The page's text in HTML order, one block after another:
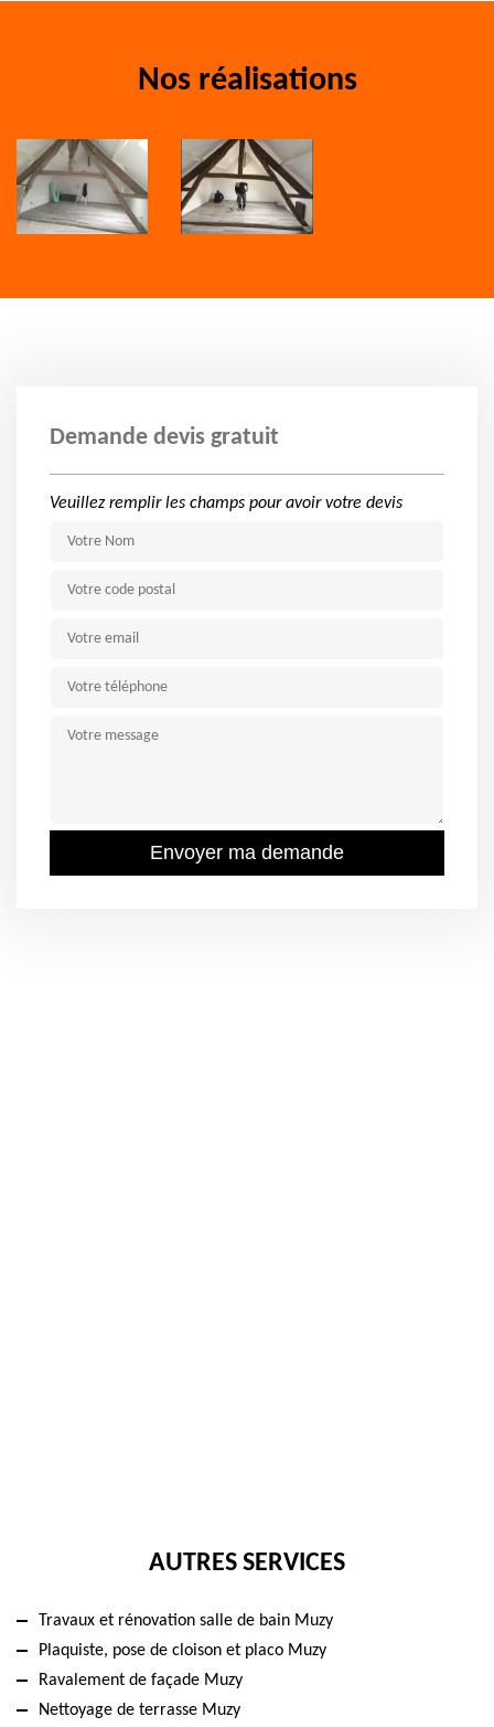
Nos réalisations
Demande devis gratuit
Veuillez remplir les champs pour avoir votre devis
AUTRES SERVICES
Travaux et rénovation salle de bain Muzy
Plaquiste, pose de cloison et placo Muzy
Ravalement de façade Muzy
Nettoyage de terrasse Muzy